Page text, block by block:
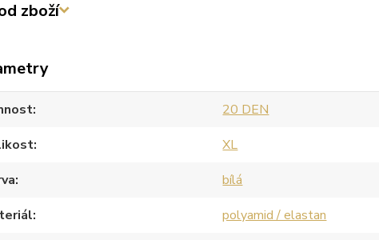
zboží
20 DEN
XL
bílá
polyamid / elastan